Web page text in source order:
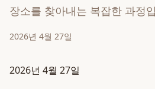
장소를 찾아내는 복잡한 과정
2026년 4월 27일
2026년 4월 27일